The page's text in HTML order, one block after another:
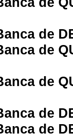
de
de
de
de
de